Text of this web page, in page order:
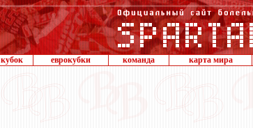
кубок еврокубки команда карта мира